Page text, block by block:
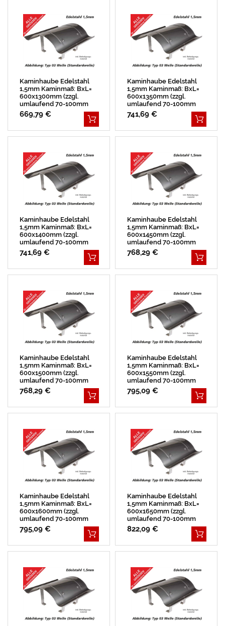
Kaminhaube Edelstahl
1,5mm Kaminmaß: BxL=
600x1300mm (zzgl.
umlaufend 70-100mm
Überstand)
669,79 €
Kaminhaube Edelstahl
1,5mm Kaminmaß: BxL=
600x1350mm (zzgl.
umlaufend 70-100mm
Überstand)
741,69 €
Kaminhaube Edelstahl
1,5mm Kaminmaß: BxL=
600x1400mm (zzgl.
umlaufend 70-100mm
Überstand)
741,69 €
Kaminhaube Edelstahl
1,5mm Kaminmaß: BxL=
600x1450mm (zzgl.
umlaufend 70-100mm
Überstand)
768,29 €
Kaminhaube Edelstahl
1,5mm Kaminmaß: BxL=
600x1500mm (zzgl.
umlaufend 70-100mm
Überstand)
768,29 €
Kaminhaube Edelstahl
1,5mm Kaminmaß: BxL=
600x1550mm (zzgl.
umlaufend 70-100mm
Überstand)
795,09 €
Kaminhaube Edelstahl
1,5mm Kaminmaß: BxL=
600x1600mm (zzgl.
umlaufend 70-100mm
Überstand)
795,09 €
Kaminhaube Edelstahl
1,5mm Kaminmaß: BxL=
600x1650mm (zzgl.
umlaufend 70-100mm
Überstand)
822,09 €